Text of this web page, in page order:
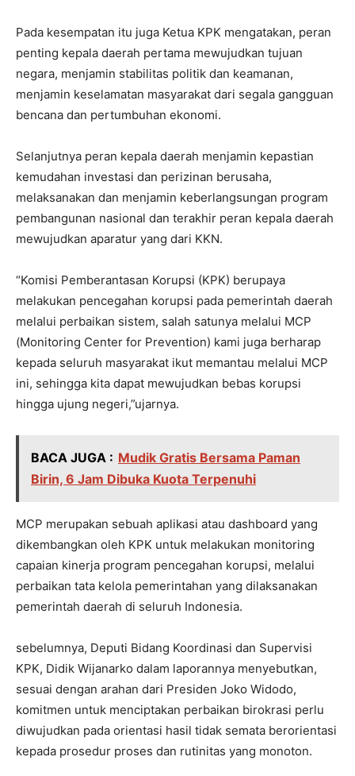
Pada kesempatan itu juga Ketua KPK mengatakan, peran
penting kepala daerah pertama mewujudkan tujuan
negara, menjamin stabilitas politik dan keamanan,
menjamin keselamatan masyarakat dari segala gangguan
bencana dan pertumbuhan ekonomi.
Selanjutnya peran kepala daerah menjamin kepastian
kemudahan investasi dan perizinan berusaha,
melaksanakan dan menjamin keberlangsungan program
pembangunan nasional dan terakhir peran kepala daerah
mewujudkan aparatur yang dari KKN.
“Komisi Pemberantasan Korupsi (KPK) berupaya
melakukan pencegahan korupsi pada pemerintah daerah
melalui perbaikan sistem, salah satunya melalui MCP
(Monitoring Center for Prevention) kami juga berharap
kepada seluruh masyarakat ikut memantau melalui MCP
ini, sehingga kita dapat mewujudkan bebas korupsi
hingga ujung negeri,”ujarnya.
BACA JUGA : Mudik Gratis Bersama Paman
Birin, 6 Jam Dibuka Kuota Terpenuhi
MCP merupakan sebuah aplikasi atau dashboard yang
dikembangkan oleh KPK untuk melakukan monitoring
capaian kinerja program pencegahan korupsi, melalui
perbaikan tata kelola pemerintahan yang dilaksanakan
pemerintah daerah di seluruh Indonesia.
sebelumnya, Deputi Bidang Koordinasi dan Supervisi
KPK, Didik Wijanarko dalam laporannya menyebutkan,
sesuai dengan arahan dari Presiden Joko Widodo,
komitmen untuk menciptakan perbaikan birokrasi perlu
diwujudkan pada orientasi hasil tidak semata berorientasi
kepada prosedur proses dan rutinitas yang monoton.